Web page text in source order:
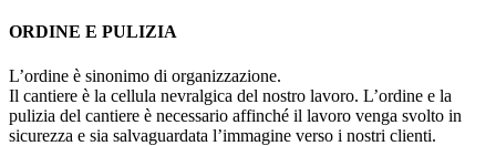
ORDINE E PULIZIA
L’ordine è sinonimo di organizzazione.
Il cantiere è la cellula nevralgica del nostro lavoro. L’ordine e la
pulizia del cantiere è necessario affinché il lavoro venga svolto in
sicurezza e sia salvaguardata l’immagine verso i nostri clienti.